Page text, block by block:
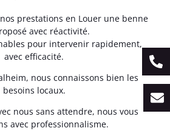
prestations en Louer une benne
avec réactivité.
pour intervenir rapidement,
avec efficacité.
nous connaissons bien les
besoins locaux.
nous sans attendre, nous vous
avec professionnalisme.